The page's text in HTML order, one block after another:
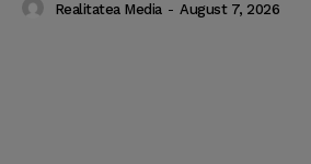
Realitatea Media - August 7, 2026